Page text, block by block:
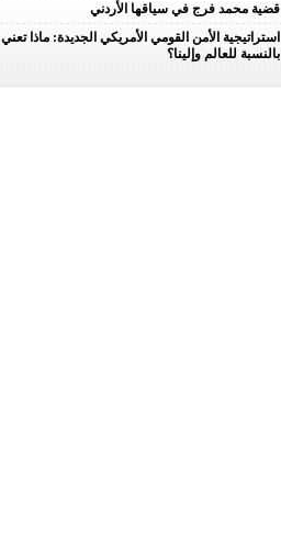
قضية محمد فرج في سياقها الأردني
استراتيجية الأمن القومي الأمريكي الجديدة: ماذا تعني
بالنسبة للعالم وإلينا؟